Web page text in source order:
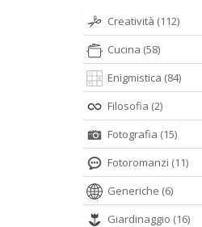
Creatività (112)
Cucina (58)
Enigmistica (84)
Filosofia (2)
Fotografia (15)
Fotoromanzi (11)
Generiche (6)
Giardinaggio (16)